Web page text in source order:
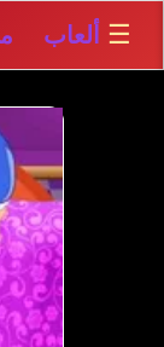
☰ ألعاب